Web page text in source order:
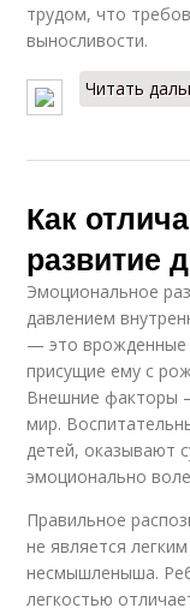
трудом, что
выносливости.
Читать
Как
развитие
Эмоциональное
давлением
— это врожденные
присущие ему с
Внешние факторы
мир.
детей, оказывают
эмоционально
Правильное
не является
несмышленыша.
легкостью